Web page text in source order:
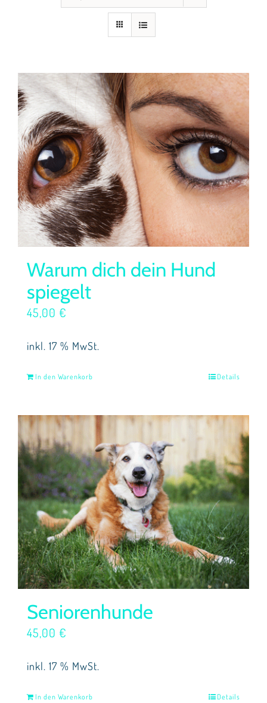
Aufzeichnungen
Kontakt
Warenkorb
Mein Konto
Warum dich dein Hund
spiegelt
45,00 €
inkl. 17 % MwSt.
In den Warenkorb Details
Seniorenhunde
45,00 €
inkl. 17 % MwSt.
In den Warenkorb Details